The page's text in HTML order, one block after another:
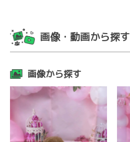
画像・動画から探す
画像から探す